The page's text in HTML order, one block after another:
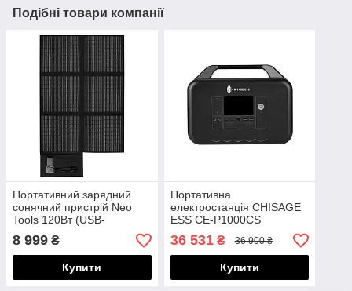
Подібні товари компанії
Портативний зарядний
сонячний пристрій Neo
Tools 120Вт (USB-
кабелями)
8 999 ₴
Купити
Портативна
електростанція CHISAGE
ESS CE-P1000CS
36 531₴ 36 900 ₴
Купити